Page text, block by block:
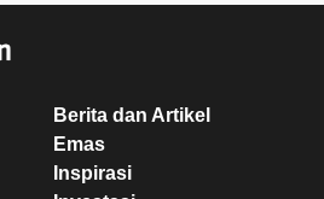
Berita dan Artikel
Emas
Inspirasi